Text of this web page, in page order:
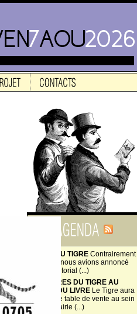
LA FIN DU TIGRE Contrairement
à ce que nous avions annoncé
dans l'éditorial (...)
LES LIVRES DU TIGRE AU
SALON DU LIVRE Le Tigre aura
une petite table de vente au sein
de la librairie (...)